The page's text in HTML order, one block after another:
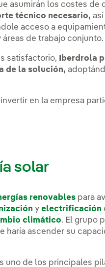
asumirán los costes de
técnico necesario,
acceso a
de trabajo conjunto.
satisfactorio,
Iberdrola
de la solución,
en la empresa
solar
renovables para
yelectrificación
climático. El grupo
haría ascender su
uno de los principales